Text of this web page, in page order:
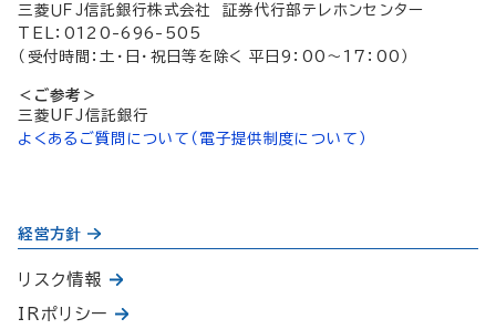
三菱ＵＦＪ信託銀行株式会社 証券代行部テレホンセンター
TEL：0120-696-505
（受付時間：土・日・祝日等を除く 平日9：00～17：00）
＜ご参考＞
三菱UFJ信託銀行
よくあるご質問について（電子提供制度について）
経営方針
リスク情報
IRポリシー